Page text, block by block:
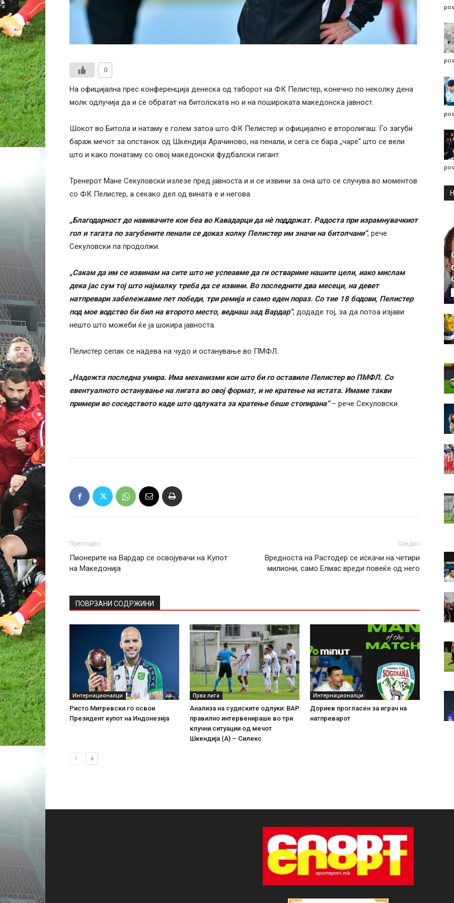
0
На официјална прес конференција денеска од таборот на ФК Пелистер, конечно по неколку дена
молк одлучија да и се обратат на битолската но и на пошироката македонска јавност.
Шокот во Битола и натаму е голем затоа што ФК Пелистер и официјално е второлигаш. Го загуби
бараж мечот за опстанок од Шкендија Арачиново, на пенали, и сега се бара „чаре“ што се вели
што и како понатаму со овој македонски фудбалски гигант.
Тренерот Мане Секуловски излезе пред јавноста и и се извини за она што се случува во моментов
со ФК Пелистер, а секако дел од вината е и негова.
„Благодарност до навивачите кои беа во Кавадарци да нè поддржат. Радоста при израмнувачкиот
гол и тагата по загубените пенали се доказ колку Пелистер им значи на битолчани“, рече
Секуловски па продолжи.
„Сакам да им се извинам на сите што не успеавме да ги оствариме нашите цели, иако мислам
дека јас сум тој што најмалку треба да се извини. Во последните два месеци, на девет
натпревари забележавме пет победи, три ремија и само еден пораз. Со тие 18 бодови, Пелистер
под мое водство би бил на второто место, веднаш зад Вардар“, додаде тој, за да потоа изјави
нешто што можеби ќе ја шокира јавноста.
Пелистер сепак се надева на чудо и останување во ПМФЛ.
„Надежта последна умира. Има механизми кои што би го оставиле Пелистер во ПМФЛ. Со
евентуалното останување на лигата во овој формат, и не кратење на истата. Имаме такви
примери во соседството каде што одлуката за кратење беше стопирана“– рече Секуловски.
Претходно
Пионерите на Вардар се освојувачи на Купот
на Македонија
Следно
Вредноста на Растодер се искачи на четири
милиони, само Елмас вреди повеќе од него
ПОВРЗАНИ СОДРЖИНИ
Интернационалци
Ристо Митревски го освои
Президент купот на Индонезија
Прва лига
Анализа на судиските одлуки: ВАР
правилно интервенираше во три
клучни ситуации од мечот
Шкендија (А) – Силекс
Интернационалци
Дориев прогласен за играч на
натпреварот